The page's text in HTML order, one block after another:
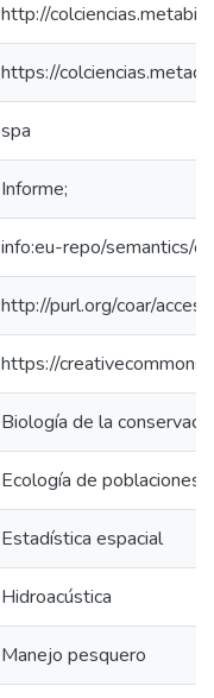
http://
https://
spa
Informe;
info:eu-repo/semantics/
http://purl.org/coar/
https://
Biología de la
Ecología de poblaciones
Estadística espacial
Hidroacústica
Manejo pesquero